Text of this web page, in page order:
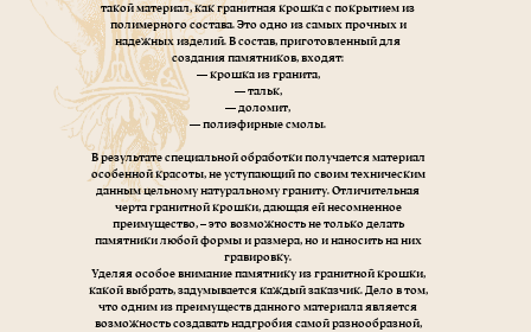
такой материал, как гранитная крошка с покрытием из
полимерного состава. Это одно из самых прочных и
надежных изделий. В состав, приготовленный для
создания памятников, входят:
— крошка из гранита,
— тальк,
— доломит,
— полиэфирные смолы.
В результате специальной обработки получается материал
особенной красоты, не уступающий по своим техническим
данным цельному натуральному граниту. Отличительная
черта гранитной крошки, дающая ей несомненное
преимущество, – это возможность не только делать
памятники любой формы и размера, но и наносить на них
гравировку.
Уделяя особое внимание памятнику из гранитной крошки,
какой выбрать, задумывается каждый заказчик. Дело в том,
что одним из преимуществ данного материала является
возможность создавать надгробия самой разнообразной,